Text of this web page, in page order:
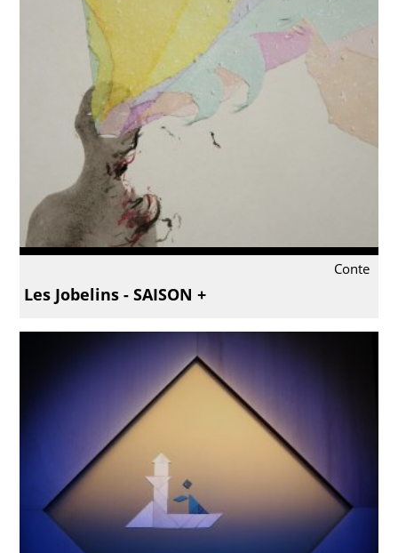
Conte
Les Jobelins - SAISON +